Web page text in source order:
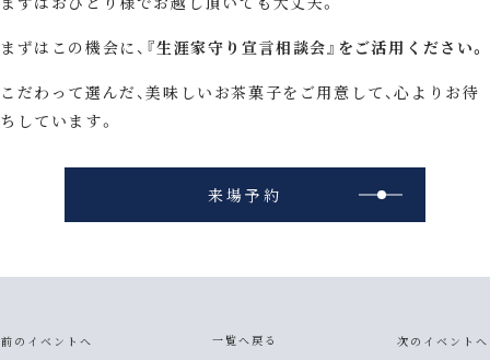
まずはこの機会に、 『生涯家守り宣言相談会』をご活用ください。
こだわって選んだ、美味しいお茶菓子をご用意して、心よりお待
ちしています。
来場予約
前のイベントへ 一覧へ戻る 次のイベントへ